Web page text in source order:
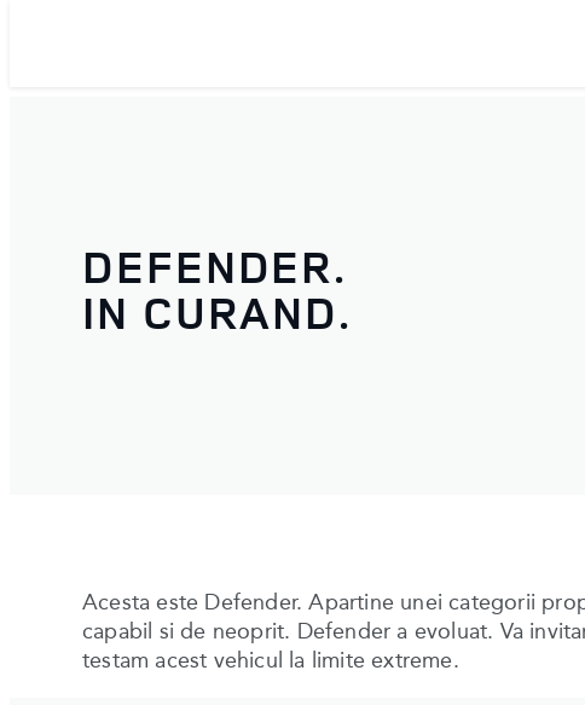
DEFENDER.
IN CURAND.
Acesta este Defender. Apartine unei categorii
capabil si de neoprit. Defender a evoluat. Va
testam acest vehicul la limite extreme.